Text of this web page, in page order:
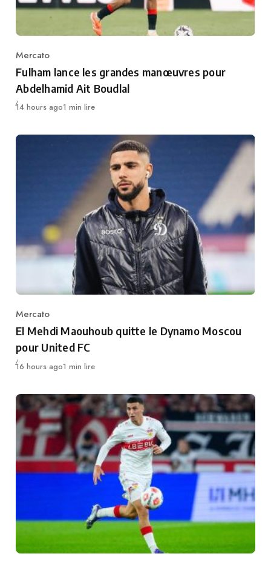
Category
Mercato
Fulham lance les grandes manœuvres pour
Abdelhamid Ait Boudlal
Publié
14 hours ago1 min lire
Category
Mercato
El Mehdi Maouhoub quitte le Dynamo Moscou
pour United FC
Publié
16 hours ago1 min lire